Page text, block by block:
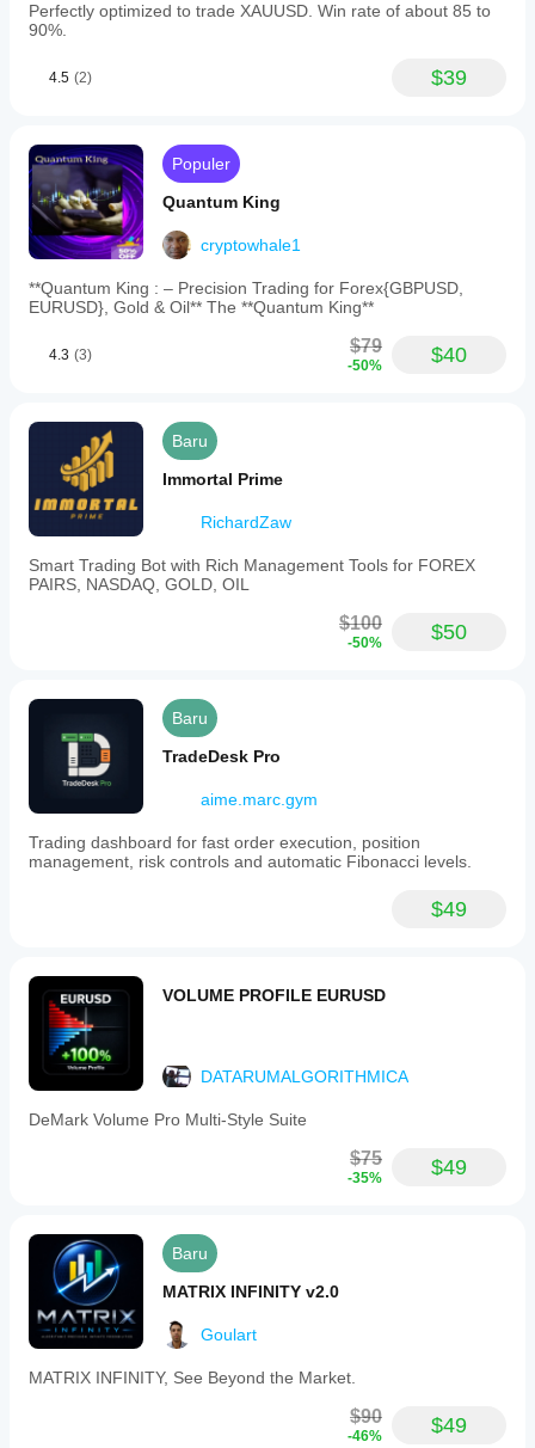
Perfectly optimized to trade XAUUSD. Win rate of about 85 to
90%.
4.5 (2) $39
Populer
Quantum King
cryptowhale1
**Quantum King : – Precision Trading for Forex{GBPUSD,
EURUSD}, Gold & Oil** The **Quantum King**
4.3 (3) $79
-50% $40
Baru
Immortal Prime
RichardZaw
Smart Trading Bot with Rich Management Tools for FOREX
PAIRS, NASDAQ, GOLD, OIL
$100
-50% $50
Baru
TradeDesk Pro
aime.marc.gym
Trading dashboard for fast order execution, position
management, risk controls and automatic Fibonacci levels.
$49
VOLUME PROFILE EURUSD
DATARUMALGORITHMICA
DeMark Volume Pro Multi-Style Suite
$75
-35% $49
Baru
MATRIX INFINITY v2.0
Goulart
MATRIX INFINITY, See Beyond the Market.
$90
-46% $49